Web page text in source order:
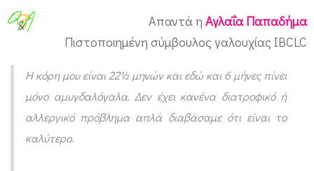
ή
Απαντά η Αγλαΐα Παπαδήμα
Πιστοποιημένη σύμβουλος γαλουχίας ΙBCLC
Η κόρη μου είναι 22½ μηνών και εδώ και 6 μήνες πίνει
μόνο αμυγδαλόγαλα. Δεν έχει κανένα διατροφικό ή
αλλεργικό πρόβλημα απλά διαβάσαμε ότι είναι το
καλύτερο.